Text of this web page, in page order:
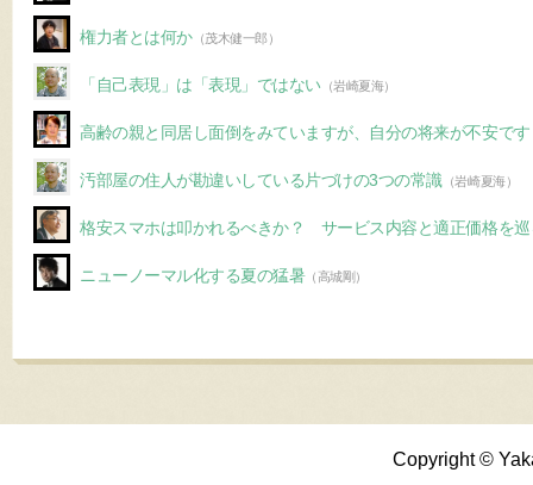
権力者とは何か（茂木健一郎）
「自己表現」は「表現」ではない （岩崎夏海）
高齢の親と同居し面倒をみていますが、自分の将来が不安です
汚部屋の住人が勘違いしている片づけの3つの常識（岩崎夏海）
格安スマホは叩かれるべきか？ サービス内容と適正価格を巡
ニューノーマル化する夏の猛暑（高城剛）
Copyright ©